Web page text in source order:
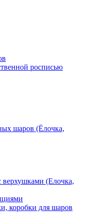
росписью
шаров (Ёлочка,
(Елочка,
коробки для шаров